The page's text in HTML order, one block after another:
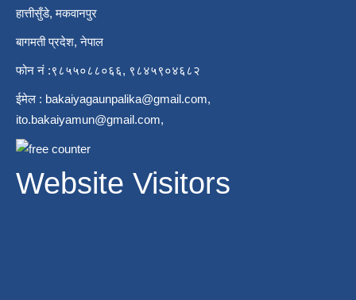
हात्तीसुँडे, मकवानपुर
बागमती प्रदेश, नेपाल
फोन नं :९८५५०८८०६६, ९८४५९०४६८२
ईमेल : bakaiyagaunpalika@gmail.com,
ito.bakaiyamun@gmail.com,
Website Visitors